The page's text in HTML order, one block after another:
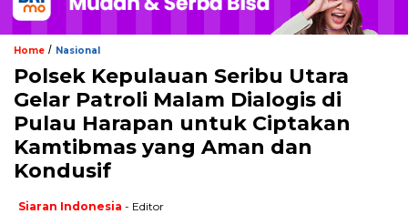
Home / Nasional
Polsek Kepulauan Seribu Utara
Gelar Patroli Malam Dialogis di
Pulau Harapan untuk Ciptakan
Kamtibmas yang Aman dan
Kondusif
Siaran Indonesia - Editor